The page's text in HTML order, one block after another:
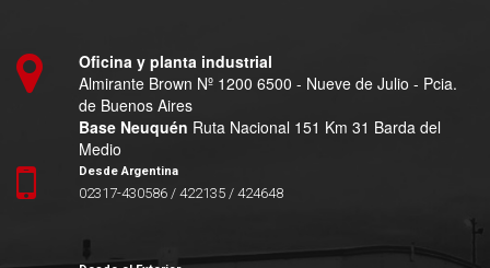
Oficina y planta industrial
Almirante Brown Nº 1200 6500 - Nueve de Julio - Pcia.
de Buenos Aires
Base Neuquén Ruta Nacional 151 Km 31 Barda del
Medio
Desde Argentina
02317-430586 / 422135 / 424648